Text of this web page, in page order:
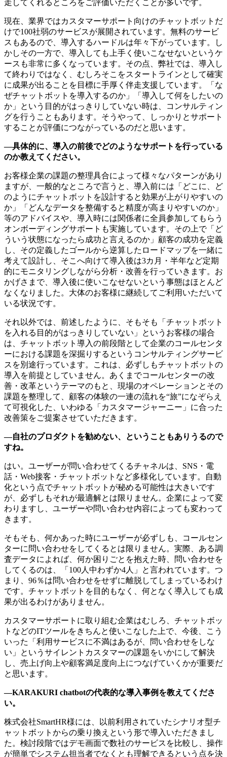
走してくれるところをご評価いただくことが多いです。
現在、業界ではカスタマーサポート向けのチャットボットだ
けで100社弱のサービスが展開されています。無料のサービ
スもあるので、導入するハードルは年々下がっています。し
かしその一方で、導入しても上手く使いこなせないというケ
ースも非常に多くなっています。その点、弊社では、導入し
て終わりではなく、むしろそこをスタートラインとして確実
に成果が出ることを目標に手厚く伴走支援しています。「な
ぜチャットボットを導入するのか」「導入して何をしたいの
か」という目的がはっきりしていない時は、コンサルティン
グを行うこともあります。そうやって、しっかりとサポート
することが評価につながっているのだと思います。
—具体的に、導入の前後でどのようなサポートを行っている
のか教えてください。
お客様企業の課題の整理具合によって様々なパターンがあり
ますが、一般的なところで言うと、導入前には「どこに、ど
のようにチャットボットを設計すると効果が上がりやすいの
か」「どんなデータを整備すると精度が高まりやすいのか」
等のアドバイスや、導入時には関係者に全員参加してもらう
オンボーディングサポートも実施しています。その上で「ど
ういう状態になったら成功と言えるのか」顧客の成功を定義
し、その定義したゴールから逆算したロードマップを一緒に
考えて設計し、そこへ向けて導入後は3カ月・半年など定期
的にモニタリングしながら分析・改善を行っていきます。お
かげさまで、導入後に使いこなせないという事態はほとんど
なくなりました。大体のお客様に継続してご利用いただいて
いる状況です。
それ以外では、前述したように、そもそも「チャットボット
を入れる目的がはっきりしていない」というお客様の場合
は、チャットボット導入の前段階として企業のコールセンタ
ーにおける課題を深掘りするというコンサルティングサービ
スを別途行っています。これは、必ずしもチャットボットの
導入を前提としていません。あくまでコールセンターの改
善・改革というテーマのもと、現場のオペレーションとその
課題を整理して、顧客の体験の一連の流れを“旅”になぞらえ
て可視化した、いわゆる「カスタマージャーニー」に合った
改善策をご提案させていただきます。
—自社のプロダクトを勧めない、ということもありうるので
すね。
はい。ユーザーが問い合わせてくるチャネルは、SNS・電
話・Web接客・チャットボットなど多様化しています。自動
化という点でチャットボットが秘める可能性は大きいです
が、必ずしもそれが最適解とは限りません。企業によって変
わりますし、ユーザーや問い合わせ内容によっても変わって
きます。
そもそも、何かあった時にユーザーが必ずしも、コールセン
ターに問い合わせをしてくるとは限りません。実際、ある調
査データによれば、何か困りごとを抱えた時、問い合わせを
してくるのは、「100人中わずか4人」と言われています。つ
まり、96％は問い合わせをせずに離脱してしまっているわけ
です。チャットボットを目的もなく、何となく導入しても成
果が出るわけがありません。
カスタマーサポートに取り組む企業はむしろ、チャットボッ
トなどのITツールをきちんと使いこなした上で、今後、こう
いった「利用サービスに不満はあるが、問い合わせをしな
い」というサイレントカスタマーの課題をいかにして解決
し、売上げ向上や顧客満足度向上につなげていくかが重要だ
と思います。
—KARAKURI chatbotの代表的な導入事例を教えてくださ
い。
株式会社SmartHR様には、以前利用されていたシナリオ型チ
ャットボットからの乗り換えという形で導入いただきまし
た。検討段階ではデモ画面で数社のサービスを比較し、操作
が簡単でシステム担当者でなくとも理解できるという点を決